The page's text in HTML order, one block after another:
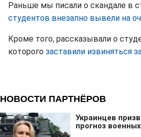
Раньше мы писали о скандале в
студентов внезапно вывели на
Кроме того, рассказывали о
которого заставили извиняться